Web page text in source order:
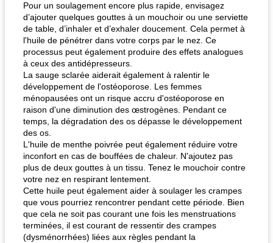
Pour un soulagement encore plus rapide, envisagez
d’ajouter quelques gouttes à un mouchoir ou une serviette
de table, d’inhaler et d’exhaler doucement. Cela permet à
l'huile de pénétrer dans votre corps par le nez. Ce
processus peut également produire des effets analogues
à ceux des antidépresseurs.
La sauge sclarée aiderait également à ralentir le
développement de l'ostéoporose. Les femmes
ménopausées ont un risque accru d'ostéoporose en
raison d'une diminution des œstrogènes. Pendant ce
temps, la dégradation des os dépasse le développement
des os.
L'huile de menthe poivrée peut également réduire votre
inconfort en cas de bouffées de chaleur. N'ajoutez pas
plus de deux gouttes à un tissu. Tenez le mouchoir contre
votre nez en respirant lentement.
Cette huile peut également aider à soulager les crampes
que vous pourriez rencontrer pendant cette période. Bien
que cela ne soit pas courant une fois les menstruations
terminées, il est courant de ressentir des crampes
(dysménorrhées) liées aux règles pendant la